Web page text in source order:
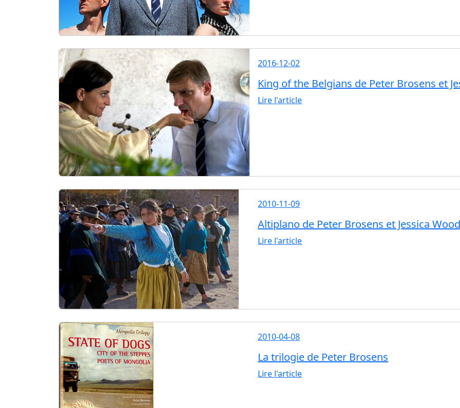
2016-12-02
King of the Belgians de Peter Brosens et
Lire l'article
2010-11-09
Altiplano de Peter Brosens et Jessica
Lire l'article
2010-04-08
La trilogie de Peter Brosens
Lire l'article